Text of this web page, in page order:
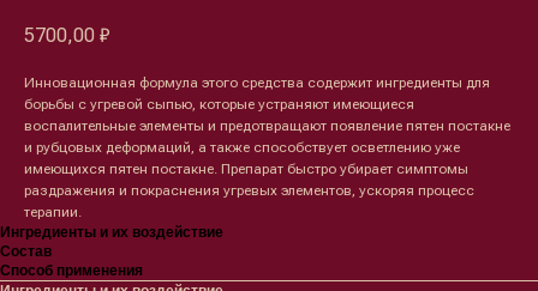
5700,00 ₽
Инновационная формула этого средства содержит ингредиенты для
борьбы с угревой сыпью, которые устраняют имеющиеся
воспалительные элементы и предотвращают появление пятен постакне
и рубцовых деформаций, а также способствует осветлению уже
имеющихся пятен постакне. Препарат быстро убирает симптомы
раздражения и покраснения угревых элементов, ускоряя процесс
терапии.
Ингредиенты и их воздействие
Состав
Способ применения